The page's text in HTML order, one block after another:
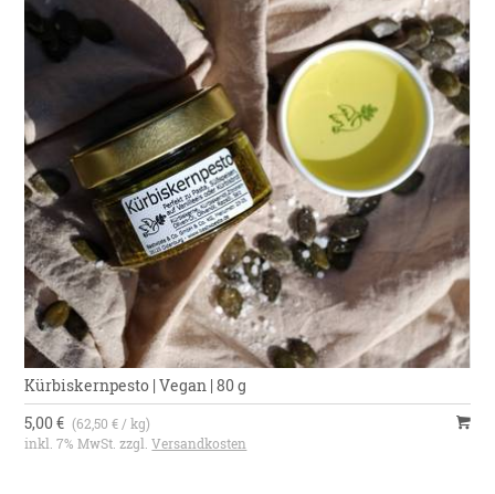
Kürbiskernpesto | Vegan | 80 g
5,00 € (62,50 € / kg)
inkl. 7% MwSt. zzgl.Versandkosten